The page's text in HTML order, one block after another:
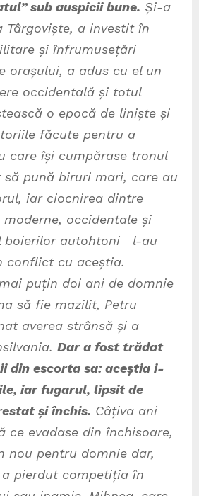
sub auspicii bune. Și-a
Târgoviște, a investit în
și înfrumusețări
orașului, a adus cu el un
occidentală și totul
o epocă de liniște și
făcute pentru a
care își cumpărase tronul
pună biruri mari, care au
iar ciocnirea dintre
occidentale și
boierilor autohtoni l-au
conflict cu aceștia.
puțin doi ani de domnie
să fie mazilit, Petru
averea strânsă și a
Dar a fost trădat
din escorta sa: aceștia i-
iar fugarul, lipsit de
și închis. Câțiva ani
ce evadase din închisoare,
nou pentru domnie dar,
pierdut competiția în